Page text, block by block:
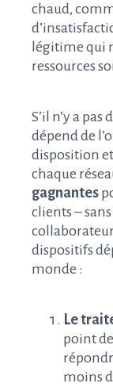
chaud,
légitime qui
ressources
S’il n’y a
dépend de
disposition
chaque
gagnantes
clients –
dispositifs
monde :
Le
point
moins